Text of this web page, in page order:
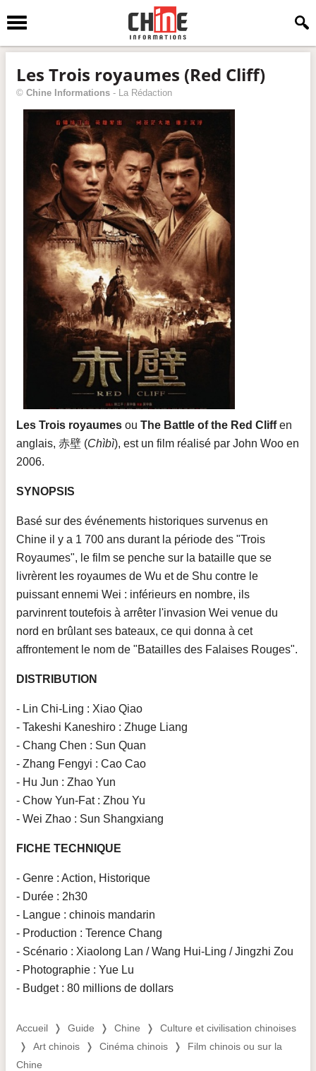
Les Trois royaumes (Red Cliff)
© Chine Informations - La Rédaction
Les Trois royaumes ou The Battle of the Red Cliffen
anglais, 赤壁 (Chìbì), est un film réalisé par John Woo en
2006.
SYNOPSIS
Basé sur des événements historiques survenus en
Chine il y a 1 700 ans durant la période des "Trois
Royaumes", le film se penche sur la bataille que se
livrèrent les royaumes de Wu et de Shu contre le
puissant ennemi Wei : inférieurs en nombre, ils
parvinrent toutefois à arrêter l'invasion Wei venue du
nord en brûlant ses bateaux, ce qui donna à cet
affrontement le nom de "Batailles des Falaises Rouges".
DISTRIBUTION
- Lin Chi-Ling : Xiao Qiao
- Takeshi Kaneshiro : Zhuge Liang
- Chang Chen : Sun Quan
- Zhang Fengyi : Cao Cao
- Hu Jun : Zhao Yun
- Chow Yun-Fat : Zhou Yu
- Wei Zhao : Sun Shangxiang
FICHE TECHNIQUE
- Genre : Action, Historique
- Durée : 2h30
- Langue : chinois mandarin
- Production : Terence Chang
- Scénario : Xiaolong Lan / Wang Hui-Ling / Jingzhi Zou
- Photographie : Yue Lu
- Budget : 80 millions de dollars
Accueil ❭ Guide ❭ Chine ❭ Culture et civilisation chinoises
❭ Art chinois ❭ Cinéma chinois ❭ Film chinois ou sur la
Chine